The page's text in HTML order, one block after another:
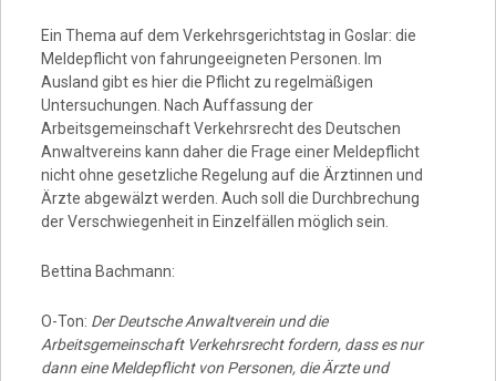
Ein Thema auf dem Verkehrsgerichtstag in Goslar: die
Meldepflicht von fahrungeeigneten Personen. Im
Ausland gibt es hier die Pflicht zu regelmäßigen
Untersuchungen. Nach Auffassung der
Arbeitsgemeinschaft Verkehrsrecht des Deutschen
Anwaltvereins kann daher die Frage einer Meldepflicht
nicht ohne gesetzliche Regelung auf die Ärztinnen und
Ärzte abgewälzt werden. Auch soll die Durchbrechung
der Verschwiegenheit in Einzelfällen möglich sein.
Bettina Bachmann:
O-Ton: Der Deutsche Anwaltverein und die
Arbeitsgemeinschaft Verkehrsrecht fordern, dass es nur
dann eine Meldepflicht von Personen, die Ärzte und